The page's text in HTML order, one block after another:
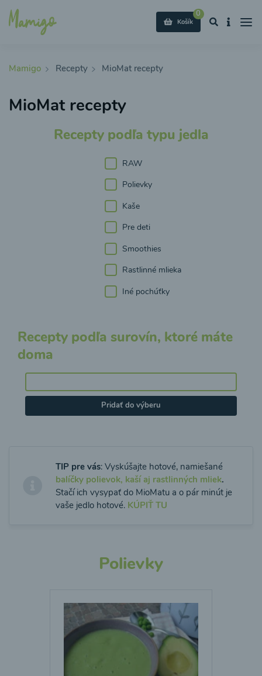
0
Košík
Mamigo Recepty MioMat recepty
MioMat recepty
Recepty podľa typu jedla
RAW
Polievky
Kaše
Pre deti
Smoothies
Rastlinné mlieka
Iné pochúťky
Recepty podľa surovín, ktoré máte
doma
Pridať do výberu
TIP pre vás: Vyskúšajte hotové, namiešané
balíčky polievok, kaší aj rastlinných mliek.
Stačí ich vysypať do MioMatu a o pár minút je
vaše jedlo hotové. KÚPIŤ TU
Polievky